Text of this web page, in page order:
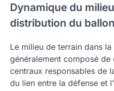
Dynamique du
distribution du ballon
Le milieu de terrain dans
généralement composé
centraux responsables de
du lien entre la défense et